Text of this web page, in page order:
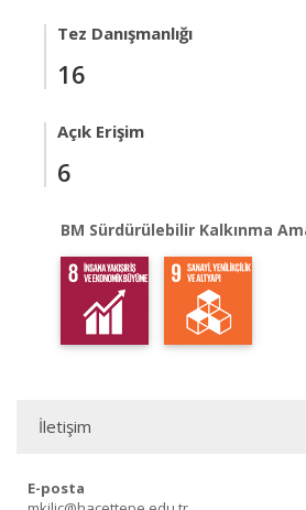
Tez Danışmanlığı
16
Açık Erişim
6
BM Sürdürülebilir Kalkınma
İletişim
E-posta